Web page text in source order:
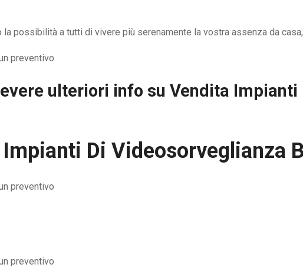
possibilità a tutti di vivere più serenamente la vostra assenza da
ulteriori info su Vendita Impianti
Di Videosorveglianza